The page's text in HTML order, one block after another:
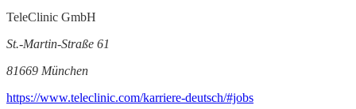
TeleClinic GmbH
St.-Martin-Straße 61
81669 München
https://www.teleclinic.com/karriere-deutsch/#jobs